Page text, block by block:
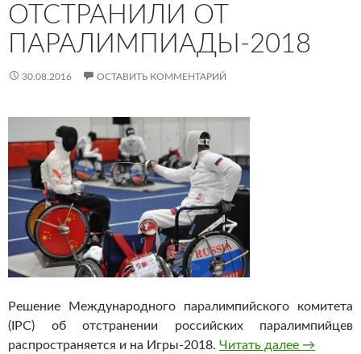
ОТСТРАНИЛИ ОТ
ПАРАЛИМПИАДЫ-2018
30.08.2016 ОСТАВИТЬ КОММЕНТАРИЙ
Решение Международного паралимпийского комитета
(IPC) об отстранении российских паралимпийцев
распространяется и на Игры-2018. Читать далее Сборную
→